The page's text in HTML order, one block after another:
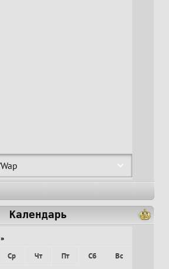
Календарь
»
Ср Чт Пт Сб
Вс